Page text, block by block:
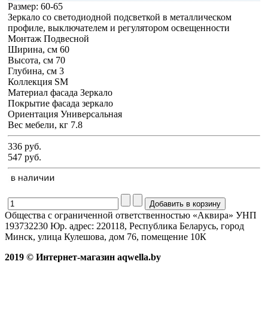
Размер: 60-65
Зеркало со светодиодной подсветкой в металлическом
профиле, выключателем и регулятором освещенности
Монтаж Подвесной
Ширина, см 60
Высота, см 70
Глубина, см 3
Коллекция SM
Материал фасада Зеркало
Покрытие фасада зеркало
Ориентация Универсальная
Вес мебели, кг 7.8
336 руб.
547 руб.
Общества с ограниченной ответственностью «Аквира» УНП
193732230 Юр. адрес: 220118, Республика Беларусь, город
Минск, улица Кулешова, дом 76, помещение 10К
2019 © Интернет-магазин aqwella.by